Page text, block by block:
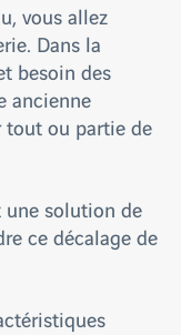
vous allez
Dans la
besoin des
ancienne
tout ou partie de
une solution de
ce décalage de